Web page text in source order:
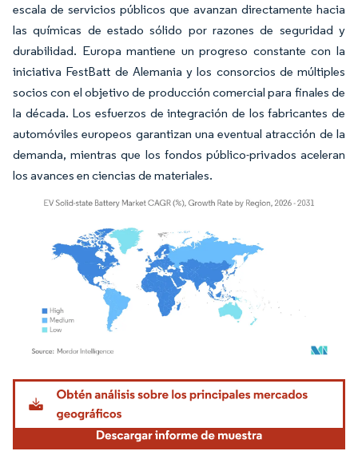
escala de servicios públicos que avanzan directamente hacia
las químicas de estado sólido por razones de seguridad y
durabilidad. Europa mantiene un progreso constante con la
iniciativa FestBatt de Alemania y los consorcios de múltiples
socios con el objetivo de producción comercial para finales de
la década. Los esfuerzos de integración de los fabricantes de
automóviles europeos garantizan una eventual atracción de la
demanda, mientras que los fondos público-privados aceleran
los avances en ciencias de materiales.
Imagen © Mordor Intelligence. El uso requiere atribución según CC BY 4.0.